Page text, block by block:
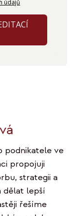
údajů
podnikatele ve
propojuji
strategii a
dělat lepší
řešíme